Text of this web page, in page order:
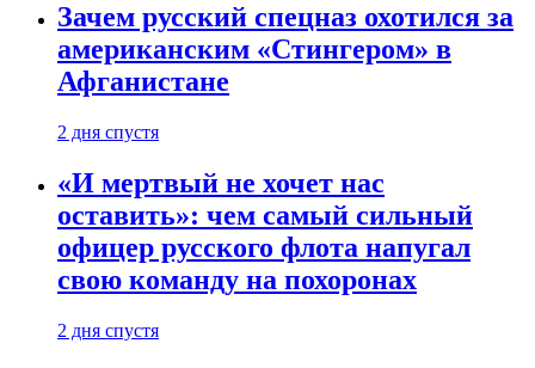
Зачем русский спецназ охотился за
американским «Стингером» в
Афганистане
2 дня спустя
«И мертвый не хочет нас
оставить»: чем самый сильный
офицер русского флота напугал
свою команду на похоронах
2 дня спустя